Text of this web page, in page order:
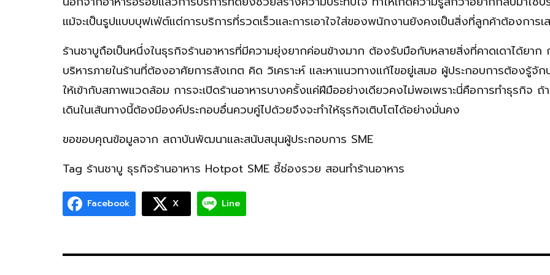
แม้จะเป็นรูปแบบบุฟเฟ่ต์แต่การบริการที่รวดเร็วและการเอาใจใส่ของพนักงานยังคงเป็นสิ่งที่ลูกค้าต้องการเ
ร้านชาบูถือเป็นหนึ่งในธุรกิจร้านอาหารที่มีความยุ่งยากค่อนข้างมาก ต้องรับมือกับหลายสิ่งที่คาดเดาได้ยาก
บริหารภายในร้านที่ต้องอาศัยการสังเกต คิด วิเคราะห์ และหาแนวทางแก้ไขอยู่เสมอ ผู้ประกอบการต้องรู้จั
ให้เข้ากับสภาพแวดล้อม การจะเปิดร้านอาหารบางครั้งแค่ฝีมืออย่างเดียวคงไม่พอเพราะนี่คือการทำธุรกิจ ถ้
เดินในเส้นทางนี้ต้องมีองค์ประกอบอื่นควบคู่ไปด้วยจึงจะทำให้ธุรกิจเติบโตได้อย่างมั่นคง
ขอขอบคุณข้อมูลจาก สถาบันพัฒนาและสนับสนุนผู้ประกอบการ SME
Tag ร้านชาบู ธุรกิจร้านอาหาร Hotpot SME ชี้ช่องรวย สอนทำร้านอาหาร
Facebook X Line